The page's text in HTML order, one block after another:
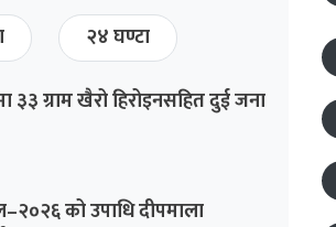
२४ घण्टा
३३ ग्राम खैरो हिरोइनसहित दुई जना
को उपाधि दीपमाला